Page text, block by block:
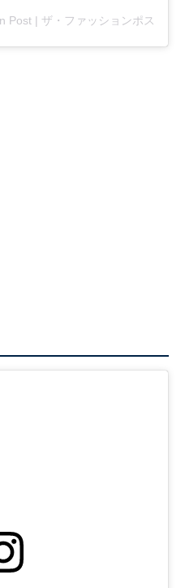
Post | ザ・ファッションポスト